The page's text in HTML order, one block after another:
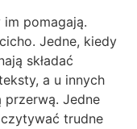
pomagają.
Jedne, kiedy
składać
a u innych
przerwą. Jedne
trudne